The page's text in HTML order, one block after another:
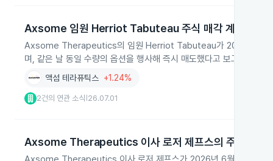
Axsome 임원 Herriot Tabuteau 주식 매각 계획
Axsome Therapeutics의 임원 Herriot Tabuteau가 2026년 7월 1
며, 같은 날 동일 수량의 옵션을 행사해 즉시 매도했다고 보고했습니다.
액섬 테라퓨틱스 +1.24%
2건의 연관 소식 26.07.01
Axsome Therapeutics 이사 로저 제프스의 주식 매각